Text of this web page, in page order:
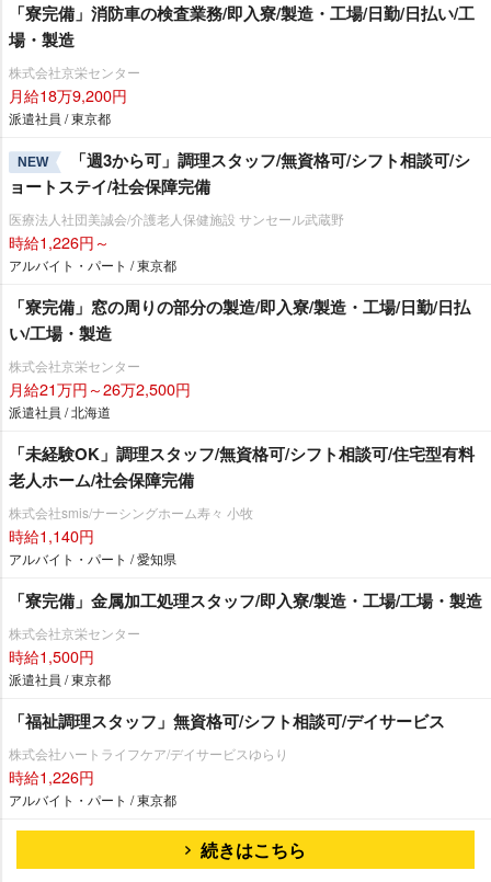
「寮完備」消防車の検査業務/即入寮/製造・工場/日勤/日払い/工
場・製造
株式会社京栄センター
月給18万9,200円
派遣社員 / 東京都
NEW
「週3から可」調理スタッフ/無資格可/シフト相談可/シ
ョートステイ/社会保障完備
医療法人社団美誠会/介護老人保健施設 サンセール武蔵野
時給1,226円～
アルバイト・パート / 東京都
「寮完備」窓の周りの部分の製造/即入寮/製造・工場/日勤/日払
い/工場・製造
株式会社京栄センター
月給21万円～26万2,500円
派遣社員 / 北海道
「未経験OK」調理スタッフ/無資格可/シフト相談可/住宅型有料
老人ホーム/社会保障完備
株式会社smis/ナーシングホーム寿々 小牧
時給1,140円
アルバイト・パート / 愛知県
「寮完備」金属加工処理スタッフ/即入寮/製造・工場/工場・製造
株式会社京栄センター
時給1,500円
派遣社員 / 東京都
「福祉調理スタッフ」無資格可/シフト相談可/デイサービス
株式会社ハートライフケア/デイサービスゆらり
時給1,226円
アルバイト・パート / 東京都
続きはこちら